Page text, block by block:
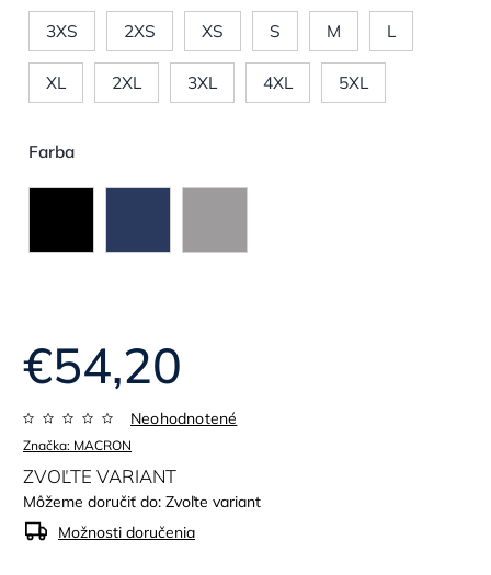
3XS 2XS XS S M L
XL 2XL 3XL 4XL 5XL
Farba
Značka: MACRON
Neohodnotené
€54,20
ZVOĽTE VARIANT
Môžeme doručiť do: Zvoľte variant
Možnosti doručenia